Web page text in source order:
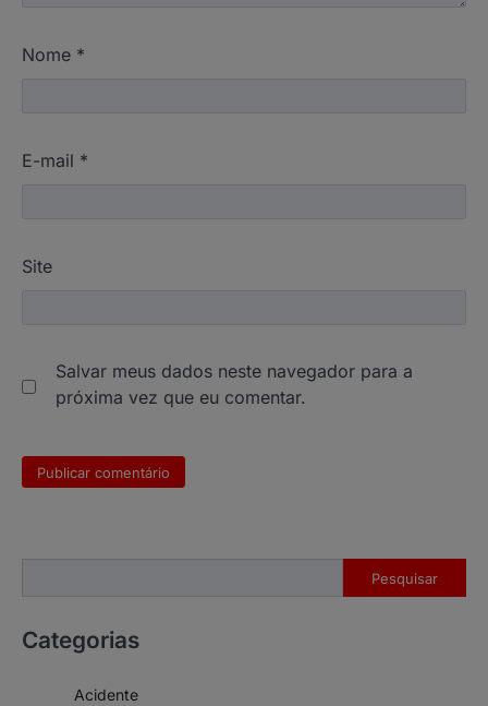
Nome *
E-mail *
Site
Salvar meus dados neste navegador para a
próxima vez que eu comentar.
Pesquisar
Categorias
Acidente